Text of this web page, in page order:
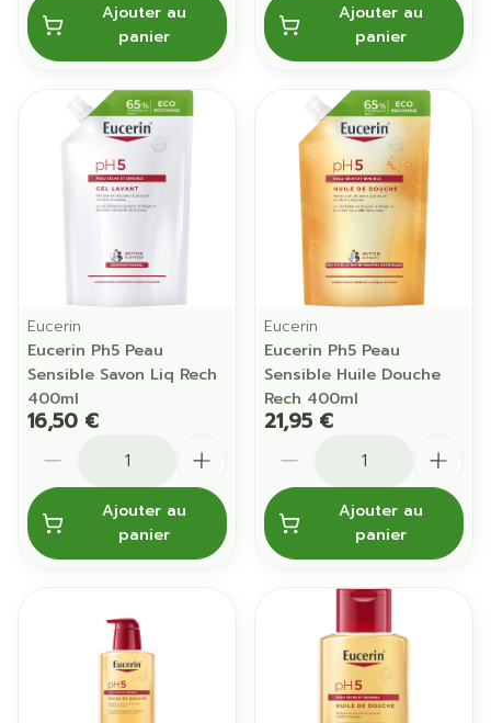
Ajouter au
panier
Ajouter au
panier
Eucerin
Eucerin Ph5 Peau
Sensible Savon Liq Rech
400ml
16,50 €
Ajouter au
panier
Eucerin
Eucerin Ph5 Peau
Sensible Huile Douche
Rech 400ml
21,95 €
Ajouter au
panier